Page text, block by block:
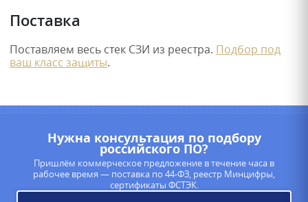
Поставка
Поставляем весь стек СЗИ из реестра. Подбор под
ваш класс защиты.
Нужна консультация по подбору
российского ПО?
Пришлём коммерческое предложение в течение часа в
рабочее время — поставка по 44-ФЗ, реестр Минцифры,
сертификаты ФСТЭК.